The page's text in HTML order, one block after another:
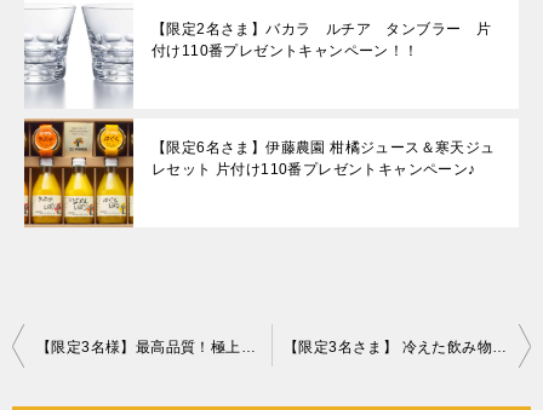
【限定2名さま】バカラ ルチア タンブラー 片
付け110番プレゼントキャンペーン！！
【限定6名さま】伊藤農園 柑橘ジュース＆寒天ジュ
レセット 片付け110番プレゼントキャンペーン♪
投
【限定3名様】最高品質！極上の贅沢！静岡県産クラウンマスクメロン 【限定3名さま】 冷えた飲み物で暑い日も楽しく！カクテルビールサーバー